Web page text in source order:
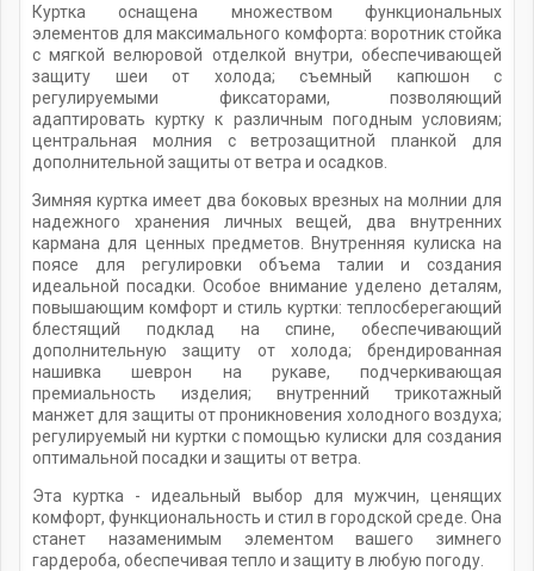
Куртка оснащена множеством функциональных
элементов для максимального комфорта: воротник стойка
с мягкой велюровой отделкой внутри, обеспечивающей
защиту шеи от холода; съемный капюшон с
регулируемыми фиксаторами, позволяющий
адаптировать куртку к различным погодным условиям;
центральная молния с ветрозащитной планкой для
дополнительной защиты от ветра и осадков.
Зимняя куртка имеет два боковых врезных на молнии для
надежного хранения личных вещей, два внутренних
кармана для ценных предметов. Внутренняя кулиска на
поясе для регулировки объема талии и создания
идеальной посадки. Особое внимание уделено деталям,
повышающим комфорт и стиль куртки: теплосберегающий
блестящий подклад на спине, обеспечивающий
дополнительную защиту от холода; брендированная
нашивка шеврон на рукаве, подчеркивающая
премиальность изделия; внутренний трикотажный
манжет для защиты от проникновения холодного воздуха;
регулируемый ни куртки с помощью кулиски для создания
оптимальной посадки и защиты от ветра.
Эта куртка - идеальный выбор для мужчин, ценящих
комфорт, функциональность и стил в городской среде. Она
станет назаменимым элементом вашего зимнего
гардероба, обеспечивая тепло и защиту в любую погоду.